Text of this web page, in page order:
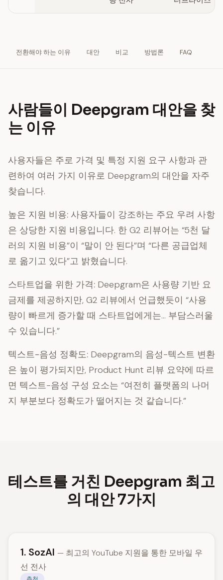
전환해야 하는 이유 대안 비교 방법론 FAQ
사람들이 Deepgram 대안을 찾
는 이유
사용자들은 주로 가격 및 특정 지원 요구 사항과 관
련하여 여러 가지 이유로 Deepgram의 대안을 자주
찾습니다.
높은 지원 비용: 사용자들이 강조하는 주요 우려 사항
은 상당한 지원 비용입니다. 한 G2 리뷰어는 “5천 달
러의 지원 비용”이 “말이 안 된다”며 “다른 공급업체
로 옮기고 있다”고 밝혔습니다.
스타트업을 위한 가격: Deepgram은 사용량 기반 요
금제를 제공하지만, G2 리뷰에서 언급했듯이 “사용
량이 빠르게 증가할 때 스타트업에게는… 부담스러울
수 있습니다.”
텍스트-음성 정확도: Deepgram의 음성-텍스트 변환
은 높이 평가되지만, Product Hunt 리뷰 요약에 따르
면 텍스트-음성 구성 요소는 “여전히 플랫폼의 나머
지 부분보다 정확도가 떨어지는 것 같습니다.”
테스트를 거친 Deepgram 최고
의 대안 7가지
1. SozAI — 최고의 YouTube 지원을 통한 모바일 우
선 전사